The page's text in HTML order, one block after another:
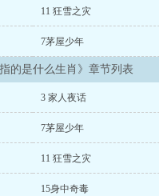
11 狂雪之灾
7茅屋少年
的是什么生肖》章节列表
3 家人夜话
7茅屋少年
11 狂雪之灾
15身中奇毒